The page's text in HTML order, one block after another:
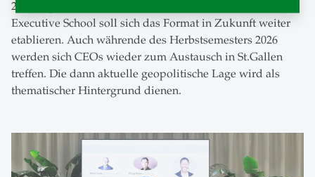
2025 in partnerschaftlicher Zusammenarbeit mit der
Executive School soll sich das Format in Zukunft weiter
etablieren. Auch währende des Herbstsemesters 2026
werden sich CEOs wieder zum Austausch in St.Gallen
treffen. Die dann aktuelle geopolitische Lage wird als
thematischer Hintergrund dienen.